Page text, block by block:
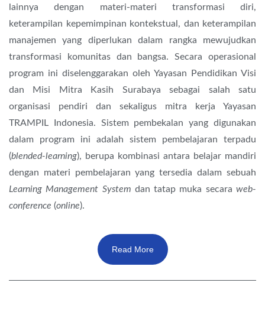
lainnya dengan materi-materi transformasi diri,
keterampilan kepemimpinan kontekstual, dan keterampilan
manajemen yang diperlukan dalam rangka mewujudkan
transformasi komunitas dan bangsa. Secara operasional
program ini diselenggarakan oleh Yayasan Pendidikan Visi
dan Misi Mitra Kasih Surabaya sebagai salah satu
organisasi pendiri dan sekaligus mitra kerja Yayasan
TRAMPIL Indonesia. Sistem pembekalan yang digunakan
dalam program ini adalah sistem pembelajaran terpadu
(blended-learning), berupa kombinasi antara belajar mandiri
dengan materi pembelajaran yang tersedia dalam sebuah
Learning Management System dan tatap muka secaraweb-
conference (online).
Read More